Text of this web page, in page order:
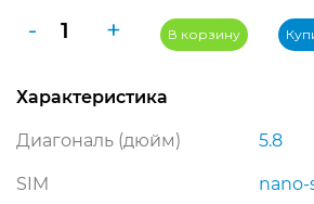
-
Количество
XS
Space
+ В корзину
Характеристика
Диагональ (дюйм) 5.8
SIM nano-